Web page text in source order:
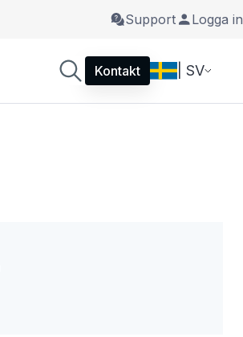
Support Logga in
Kontakt | SV